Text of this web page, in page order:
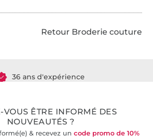
Retour Broderie couture
millions de mètres de tissu en stock
36 ans d'expérience
VOUS ÊTRE INFORMÉ DES
NOUVEAUTÉS ?
& recevez un code promo de 10%